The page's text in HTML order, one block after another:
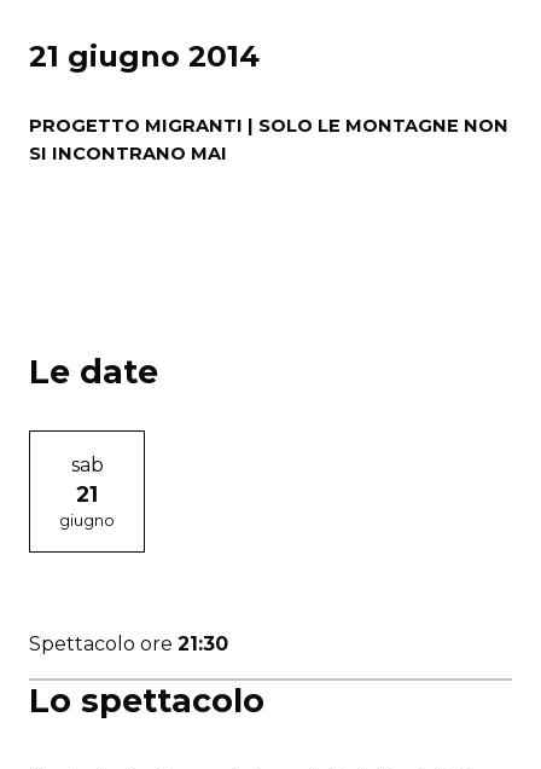
21 giugno 2014
PROGETTO MIGRANTI | SOLO LE MONTAGNE NON
SI INCONTRANO MAI
Lo spettacolo
Le date
sab
21
giugno
Spettacolo ore 21:30